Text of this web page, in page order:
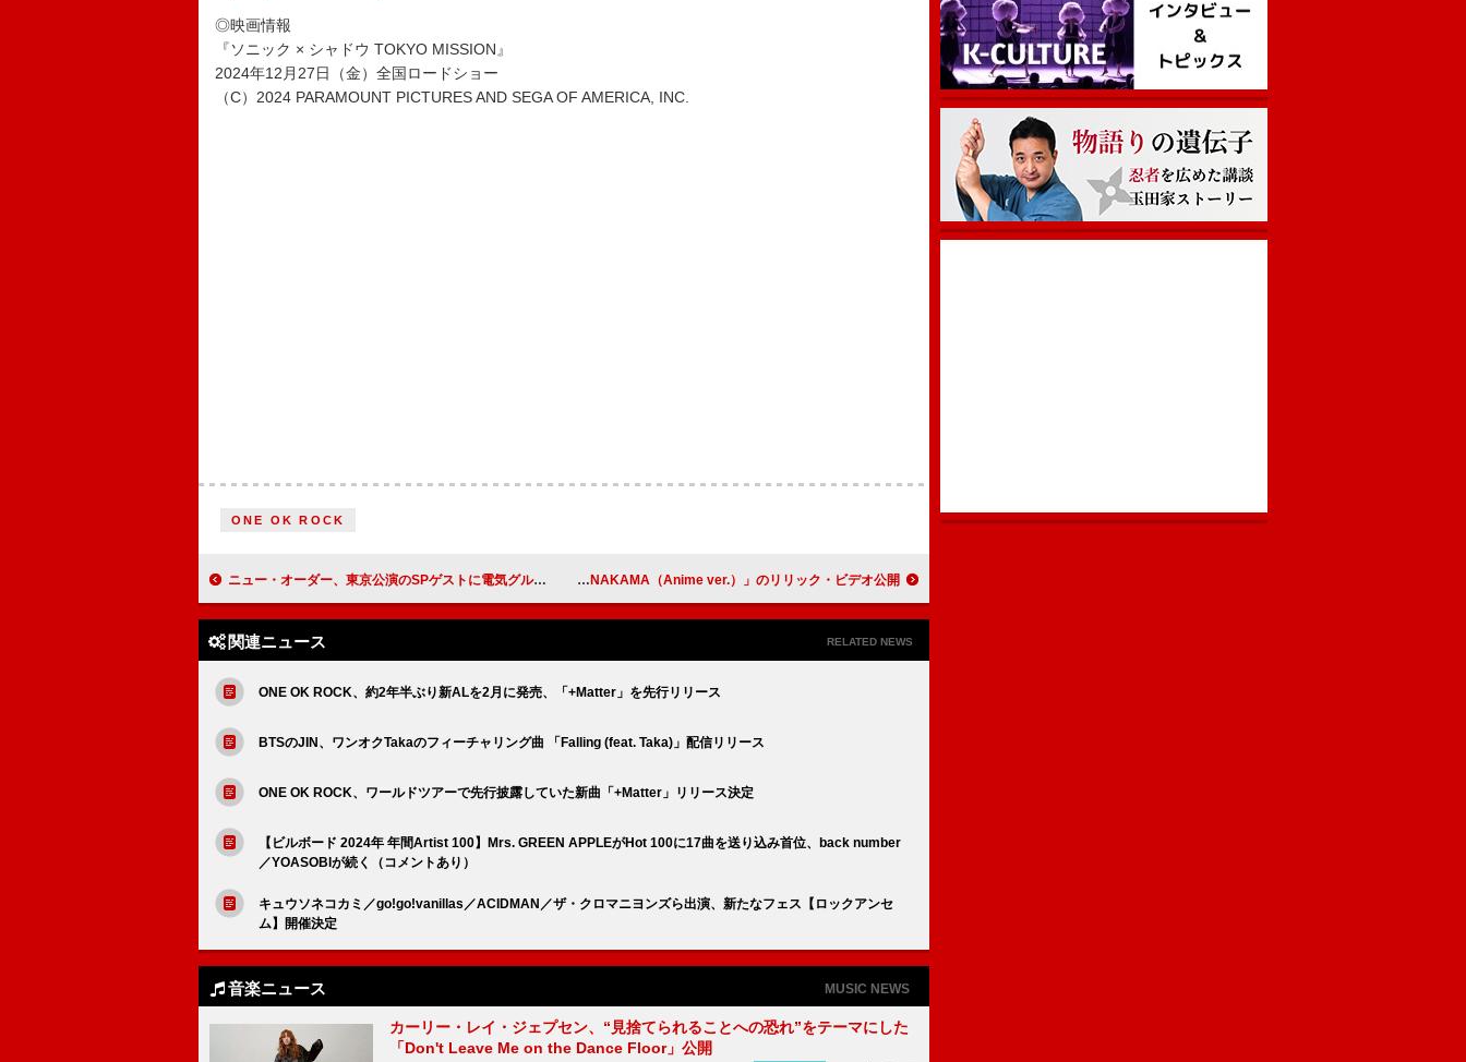
◎映画情報
『ソニック × シャドウ TOKYO MISSION』
2024年12月27日（金）全国ロードショー
（C）2024 PARAMOUNT PICTURES AND SEGA OF AMERICA, INC.
ONE OK ROCK
ニュー・オーダー、東京公演のSPゲストに電気グルーヴが決定 ゼッド、『ドラゴンボールDAIMA』EDテーマ「NAKAMA（Anime ver.）」のリリック・ビデオ公開
関連ニュース RELATED NEWS
ONE OK ROCK、約2年半ぶり新ALを2月に発売、「+Matter」を先行リリース
BTSのJIN、ワンオクTakaのフィーチャリング曲 「Falling (feat. Taka)」配信リリース
ONE OK ROCK、ワールドツアーで先行披露していた新曲「+Matter」リリース決定
【ビルボード 2024年 年間Artist 100】Mrs. GREEN APPLEがHot 100に17曲を送り込み首位、back number
／YOASOBIが続く（コメントあり）
キュウソネコカミ／go!go!vanillas／ACIDMAN／ザ・クロマニヨンズら出演、新たなフェス【ロックアンセ
ム】開催決定
音楽ニュース MUSIC NEWS
カーリー・レイ・ジェプセン、“見捨てられることへの恐れ”をテーマにした
「Don't Leave Me on the Dance Floor」公開